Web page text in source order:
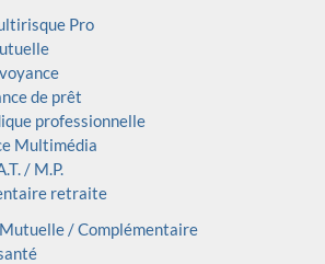
Pro
de prêt
professionnelle
Multimédia
/ M.P.
retraite
/ Complémentaire